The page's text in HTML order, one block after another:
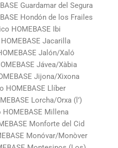
Guardamar del Segura
Hondón de los Frailes
HOMEBASE Ibi
Jacarilla
Jalón/Xaló
Jávea/Xàbia
Jijona/Xixona
HOMEBASE Llíber
Lorcha/Orxa (l’)
Millena
Monforte del Cid
Monóvar/Monòver